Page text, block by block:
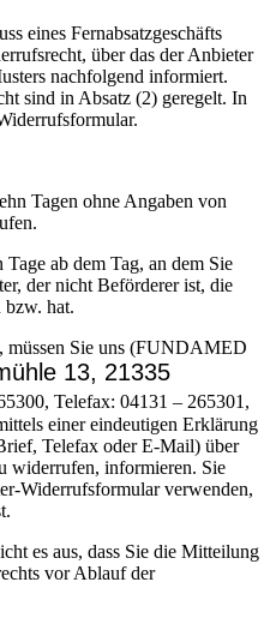
eines Fernabsatzgeschäfts
über das der Anbieter
nachfolgend informiert.
sind in Absatz (2) geregelt. In
Tagen ohne Angaben von
ab dem Tag, an dem Sie
der nicht Beförderer ist, die
bzw. hat.
müssen Sie uns (FUNDAMED
13, 21335
Telefax: 04131 – 265301,
einer eindeutigen Erklärung
Telefax oder E-Mail) über
widerrufen, informieren. Sie
Widerrufsformular verwenden,
es aus, dass Sie die Mitteilung
vor Ablauf der